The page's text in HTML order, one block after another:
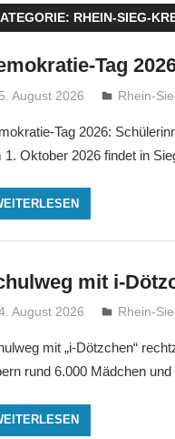
RHEIN-SIEG-
Tag
5. August 2026 treffpunkt
Rhein-
Tag 2026:
1. Oktober 2026 findet in
mit i-
August 2026 treffpunkt
Rhein-
mit „i-Dötzchen“
rund 6.000 Mädchen